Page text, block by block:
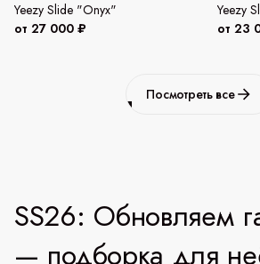
Yeezy Slide "Onyx"
от 27 000 ₽
Yeezy
от 23
Посмотреть все
SS26: Обновляем
— подборка для